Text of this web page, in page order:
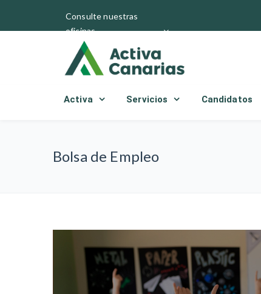
Consulte nuestras
oficinas
Activa Servicios Candidatos
Bolsa de Empleo